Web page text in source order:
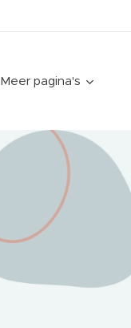
Meer pagina's